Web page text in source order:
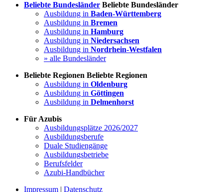
Beliebte Bundesländer Beliebte Bundesländer
Ausbildung in Baden-Württemberg
Ausbildung in Bremen
Ausbildung in Hamburg
Ausbildung in Niedersachsen
Ausbildung in Nordrhein-Westfalen
» alle Bundesländer
Beliebte Regionen Beliebte Regionen
Ausbildung in Oldenburg
Ausbildung in Göttingen
Ausbildung in Delmenhorst
Für Azubis
Ausbildungsplätze 2026/2027
Ausbildungsberufe
Duale Studiengänge
Ausbildungsbetriebe
Berufsfelder
Azubi-Handbücher
Impressum | Datenschutz